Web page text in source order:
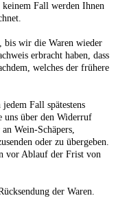
keinem Fall werden Ihnen
bis wir die Waren wieder
erbracht haben, dass
welches der frühere
Fall spätestens
uns über den Widerruf
an Wein-Schäpers,
oder zu übergeben.
vor Ablauf der Frist von
der Waren.